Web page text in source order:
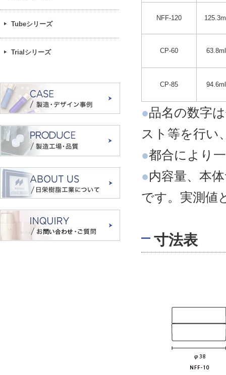
NFF-120
CP-60 63.8ml
CP-85 94.6ml
●品名の数字
スト等を行い
●都合により
●内容量、本
です。実測値
寸法表
Tubeシリーズ
Trialシリーズ